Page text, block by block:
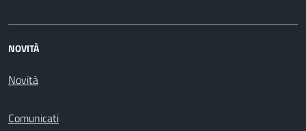
NOVITÀ
Novità
Comunicati